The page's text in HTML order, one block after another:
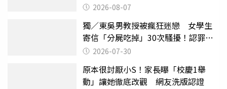
2026-08-07
獨／東吳男教授被瘋狂迷戀 女學生
寄信「分屍吃掉」30次騷擾！認罪免
關 2026-07-30
原本很討厭小S！家長曝「校慶1舉
動」讓她徹底改觀 網友洗版認證